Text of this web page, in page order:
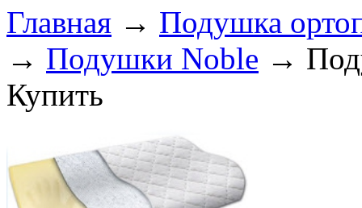
Главная → Подушка
→ Подушки Noble →
Купить